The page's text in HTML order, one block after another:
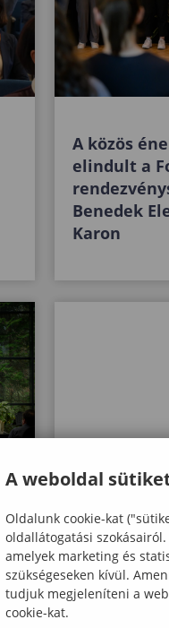
A közös
elindult a
Benedek
Karon
Pásztor
Egyetemen
A weboldal
Oldalunk cookie-kat
oldallátogatási
amelyek marketing és
szükségeseken kívül.
tudjuk megjeleníteni a
cookie-kat.